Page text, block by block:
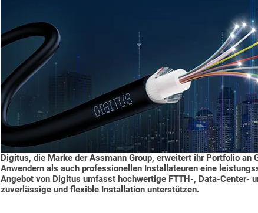
Digitus, die Marke der Assmann Group, erweitert ihr Portfolio
Anwendern als auch professionellen Installateuren eine
Angebot von Digitus umfasst hochwertige FTTH-, Data-Center-
zuverlässige und flexible Installation unterstützen.